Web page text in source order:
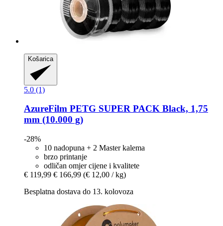
Košarica
5.0 (1)
AzureFilm PETG SUPER PACK Black, 1,75
mm (10.000 g)
-28%
10 nadopuna + 2 Master kalema
brzo printanje
odličan omjer cijene i kvalitete
€ 119,99 € 166,99 (€ 12,00 / kg)
Besplatna dostava do 13. kolovoza